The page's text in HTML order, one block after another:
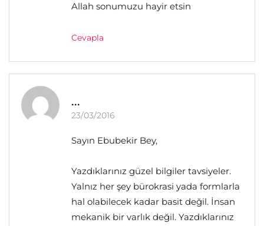
Allah sonumuzu hayir etsin
Cevapla
...
23/03/2016
Sayın Ebubekir Bey,
Yazdıklarınız güzel bilgiler tavsiyeler.
Yalnız her şey bürokrasi yada formlarla
hal olabilecek kadar basit değil. İnsan
mekanik bir varlık değil. Yazdıklarınız